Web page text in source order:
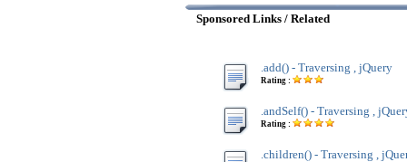
Sponsored Links / Related
.add() - Traversing , jQuery
Rating :
.andSelf() - Traversing ,
Rating :
.children() - Traversing ,